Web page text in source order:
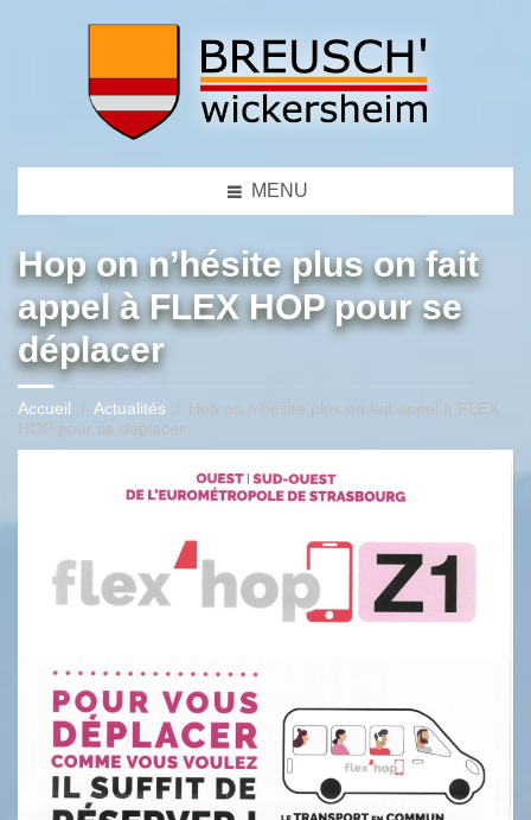
MENU
Hop on n’hésite plus on fait
appel à FLEX HOP pour se
déplacer
Accueil Actualités
Hop on n’hésite plus on fait appel à FLEX
HOP pour se déplacer